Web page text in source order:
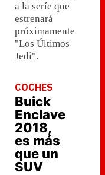
a la seríe que
estrenará
próximamente
"Los Últimos
Jedi".
COCHES
Buick
Enclave
2018,
es más
que un
SUV